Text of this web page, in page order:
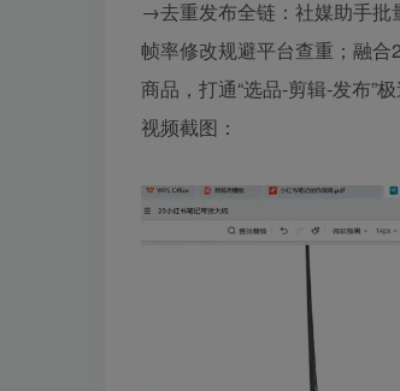
→去重发布全链：社媒助手批
帧率修改规避平台查重；融
商品，打通“选品-剪辑-发布”
视频截图：